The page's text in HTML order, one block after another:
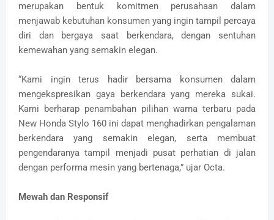
merupakan bentuk komitmen perusahaan dalam
menjawab kebutuhan konsumen yang ingin tampil percaya
diri dan bergaya saat berkendara, dengan sentuhan
kemewahan yang semakin elegan.
“Kami ingin terus hadir bersama konsumen dalam
mengekspresikan gaya berkendara yang mereka sukai.
Kami berharap penambahan pilihan warna terbaru pada
New Honda Stylo 160 ini dapat menghadirkan pengalaman
berkendara yang semakin elegan, serta membuat
pengendaranya tampil menjadi pusat perhatian di jalan
dengan performa mesin yang bertenaga,” ujar Octa.
Mewah dan Responsif